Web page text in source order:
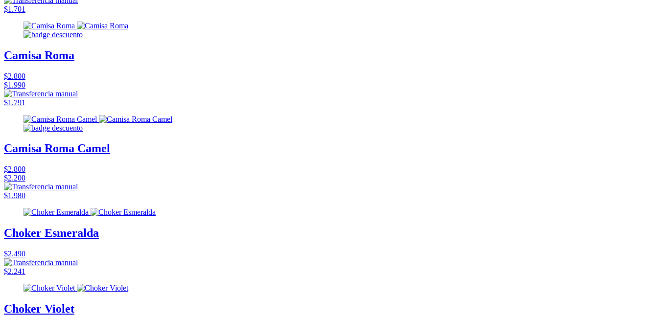
$1.701
Camisa Roma
$2.800
$1.990
$1.791
Camisa Roma Camel
$2.800
$2.200
$1.980
Choker Esmeralda
$2.490
$2.241
Choker Violet